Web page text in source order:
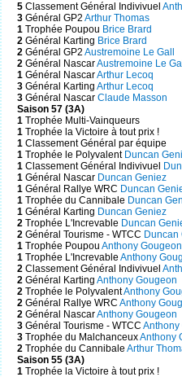
5 Classement Général Indivivuel
3 Général GP2Arthur Thomas
1 Trophée Poupou Brice Brard
2 Général Karting Brice Brard
2 Général GP2Austremoine Le Gall
2 Général NascarAustremoine Le Gall
1 Général NascarArthur Lecoq
3 Général KartingArthur Lecoq
3 Général NascarClaude Masson
Saison 57 (3A)
1 Trophée Multi-Vainqueurs
1 Trophée la Victoire à tout prix !
1 Classement Général par équipe
1 Trophée le Polyvalent Duncan
1 Classement Général Indivivuel
1 Général Nascar Duncan Geniez
1 Général Rallye WRC Duncan
1 Trophée du Cannibale Duncan
1 Général Karting Duncan Geniez
2 Trophée L'Increvable Duncan
2 Général Tourisme - WTCC Duncan
1 Trophée PoupouAnthony Gougeon
1 Trophée L'IncrevableAnthony
2 Classement Général Indivivuel
2 Général KartingAnthony Gougeon
2 Trophée le PolyvalentAnthony
2 Général Rallye WRCAnthony
2 Général NascarAnthony Gougeon
3 Général Tourisme - WTCCAnthony
3 Trophée du MalchanceuxAnthony
2 Trophée du CannibaleArthur
Saison 55 (3A)
1 Trophée la Victoire à tout prix !